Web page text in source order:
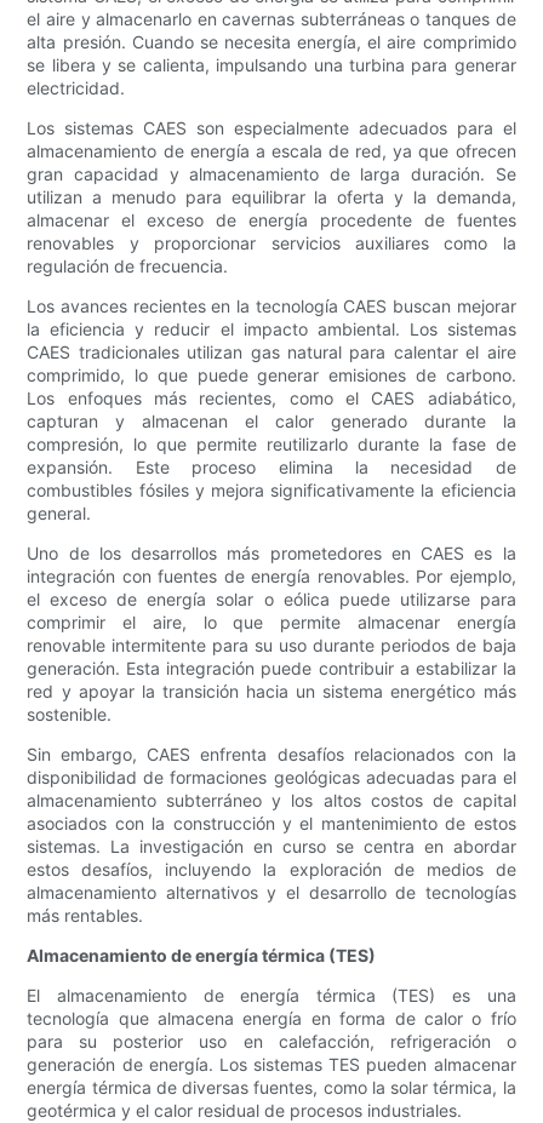
el aire y almacenarlo en cavernas subterráneas o tanques de
alta presión. Cuando se necesita energía, el aire comprimido
se libera y se calienta, impulsando una turbina para generar
electricidad.
Los sistemas CAES son especialmente adecuados para el
almacenamiento de energía a escala de red, ya que ofrecen
gran capacidad y almacenamiento de larga duración. Se
utilizan a menudo para equilibrar la oferta y la demanda,
almacenar el exceso de energía procedente de fuentes
renovables y proporcionar servicios auxiliares como la
regulación de frecuencia.
Los avances recientes en la tecnología CAES buscan mejorar
la eficiencia y reducir el impacto ambiental. Los sistemas
CAES tradicionales utilizan gas natural para calentar el aire
comprimido, lo que puede generar emisiones de carbono.
Los enfoques más recientes, como el CAES adiabático,
capturan y almacenan el calor generado durante la
compresión, lo que permite reutilizarlo durante la fase de
expansión. Este proceso elimina la necesidad de
combustibles fósiles y mejora significativamente la eficiencia
general.
Uno de los desarrollos más prometedores en CAES es la
integración con fuentes de energía renovables. Por ejemplo,
el exceso de energía solar o eólica puede utilizarse para
comprimir el aire, lo que permite almacenar energía
renovable intermitente para su uso durante periodos de baja
generación. Esta integración puede contribuir a estabilizar la
red y apoyar la transición hacia un sistema energético más
sostenible.
Sin embargo, CAES enfrenta desafíos relacionados con la
disponibilidad de formaciones geológicas adecuadas para el
almacenamiento subterráneo y los altos costos de capital
asociados con la construcción y el mantenimiento de estos
sistemas. La investigación en curso se centra en abordar
estos desafíos, incluyendo la exploración de medios de
almacenamiento alternativos y el desarrollo de tecnologías
más rentables.
Almacenamiento de energía térmica (TES)
El almacenamiento de energía térmica (TES) es una
tecnología que almacena energía en forma de calor o frío
para su posterior uso en calefacción, refrigeración o
generación de energía. Los sistemas TES pueden almacenar
energía térmica de diversas fuentes, como la solar térmica, la
geotérmica y el calor residual de procesos industriales.